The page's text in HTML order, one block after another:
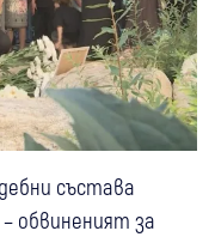
състава
обвиненият за